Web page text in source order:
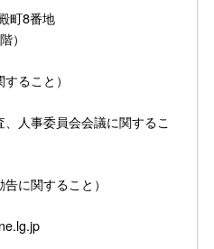
江市殿町8番地
すること）
事委員会会議に関するこ
関すること）